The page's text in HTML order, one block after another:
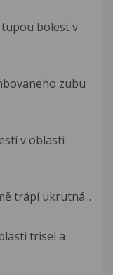
bolest v
zubu
v oblasti
trápí ukrutná...
trisel a